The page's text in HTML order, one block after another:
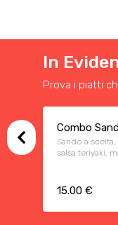
In
Prova i piatti
Combo
Sando a
salsa teriyaki,
15.00 €